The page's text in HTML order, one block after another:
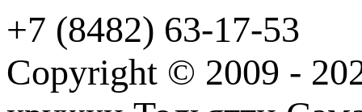
+7 (8482) 63-17-53
Copyright © 2009 -